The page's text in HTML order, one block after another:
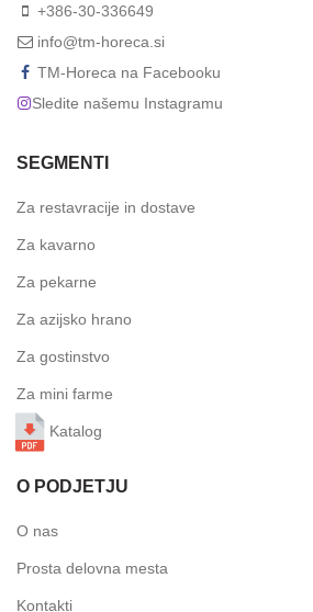
+386-30-336649
info@tm-horeca.si
TM-Horeca na Facebooku
Sledite našemu Instagramu
SEGMENTI
Za restavracije in dostave
Za kavarno
Za pekarne
Za azijsko hrano
Za gostinstvo
Za mini farme
Katalog
O PODJETJU
O nas
Prosta delovna mesta
Kontakti